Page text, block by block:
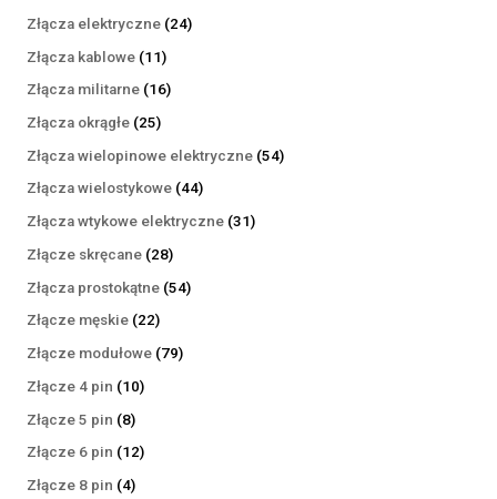
produkty
Złącza elektryczne 2424
Złącza kablowe 1111
produktów
Złącza militarne 1616
Złącza okrągłe 2525
produktów
Złącza wielopinowe elektryczne 5454
Złącza wielostykowe 4444
produkty
Złącza wtykowe elektryczne 3131
Złącze skręcane 2828
produktów
Złącza prostokątne 5454
Złącze męskie 2222
produkty
Złącze modułowe 7979
Złącze 4 pin 1010
Złącze 5 pin 88
produktów
Złącze 6 pin 1212
Złącze 8 pin 44